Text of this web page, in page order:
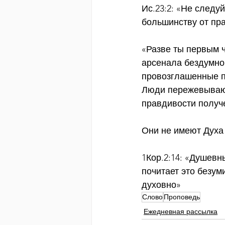
Ис.23:2: «Не
большинству от
«Разве ты первым
арсенала
провозглашенные
Люди
правдивости
Они не имеют Духа
1Кор.2:14:
почитает это
духовно»
СловоПроповедь
Ежедневная рассылка